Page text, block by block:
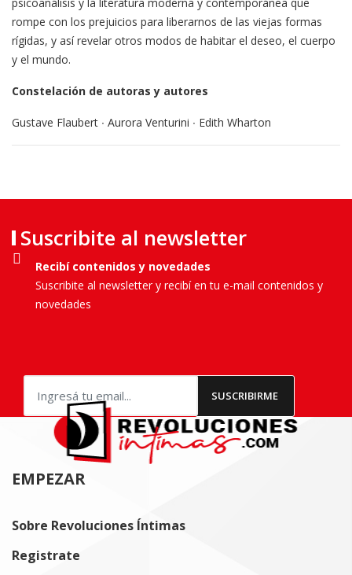
rompe con los prejuicios para liberarnos de las viejas formas
rígidas, y así revelar otros modos de habitar el deseo, el cuerpo
y el mundo.
Constelación de autoras y autores
Gustave Flaubert ∙ Aurora Venturini ∙ Edith Wharton
Suscribite al newsletter
Recibí contenidos y novedades
Suscribite al newsletter y recibí en tu e-mail contenidos y
novedades
EMPEZAR
Sobre Revoluciones Íntimas
Registrate